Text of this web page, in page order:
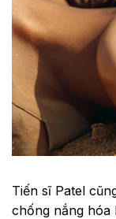
Tiến sĩ Patel
chống nắng hóa